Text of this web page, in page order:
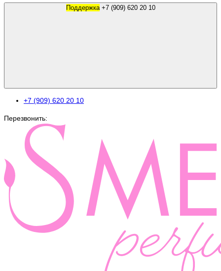
Поддержка +7 (909) 620 20 10
+7 (909) 620 20 10
Перезвонить: